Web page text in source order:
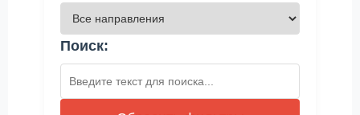
Поиск: